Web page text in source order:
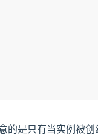
的是只有当实例被